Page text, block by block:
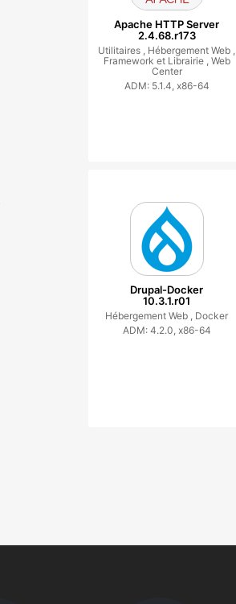
Apache HTTP Server
2.4.68.r173
Utilitaires , Hébergement Web ,
Framework et Librairie , Web
Center
ADM: 5.1.4, x86-64
Drupal-Docker
10.3.1.r01
Hébergement Web , Docker
ADM: 4.2.0, x86-64